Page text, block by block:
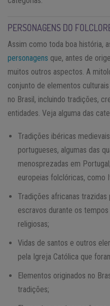
PERSONAGENS DO
Assim como toda boa história,
personagens que, antes de
muitos outros aspectos. A
conjunto de elementos
no Brasil, incluindo tradições,
entidades. Veja alguma das
Tradições ibéricas
portugueses, algumas das
menosprezadas em
europeias folclóricas, como
Tradições africanas
escravos durante os
religiosas;
Vidas de santos e outros
pela Igreja Católica que
Elementos originados no
tradições;